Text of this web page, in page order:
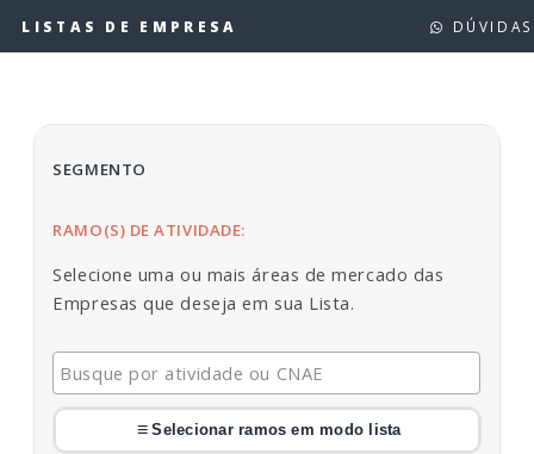
LISTAS DE EMPRESA DÚVIDAS
SEGMENTO
RAMO(S) DE ATIVIDADE:
Selecione uma ou mais áreas de mercado das
Empresas que deseja em sua Lista.
≡ Selecionar ramos em modo lista